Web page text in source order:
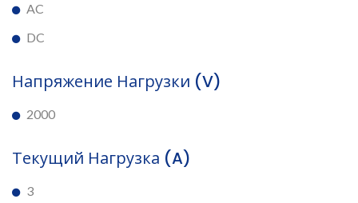
AC
DC
Напряжение Нагрузки (V)
2000
Текущий Нагрузка (A)
3